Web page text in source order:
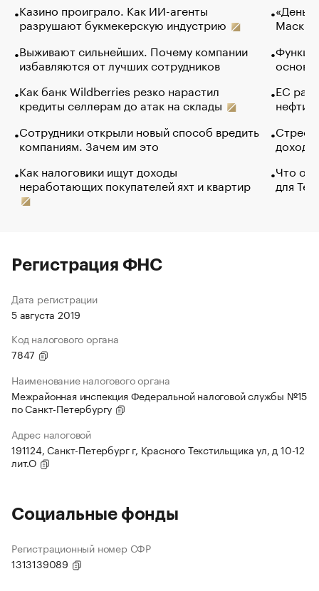
Казино проиграло. Как ИИ-агенты
разрушают букмекерскую индустрию
Выживают сильнейших. Почему компании
избавляются от лучших сотрудников
Как банк Wildberries резко нарастил
кредиты селлерам до атак на склады
Сотрудники открыли новый способ вредить
компаниям. Зачем им это
Как налоговики ищут доходы
неработающих покупателей яхт и квартир
Маск в
основ
ЕС
нефти
Что
для
Регистрация ФНС
Дата регистрации
5 августа 2019
Код налогового органа
7847
Наименование налогового органа
Межрайонная инспекция Федеральной налоговой службы №15
по Санкт-Петербургу
Адрес налоговой
191124, Санкт-Петербург г, Красного Текстильщика ул, д 10-12
лит.О
Социальные фонды
Регистрационный номер СФР
1313139089